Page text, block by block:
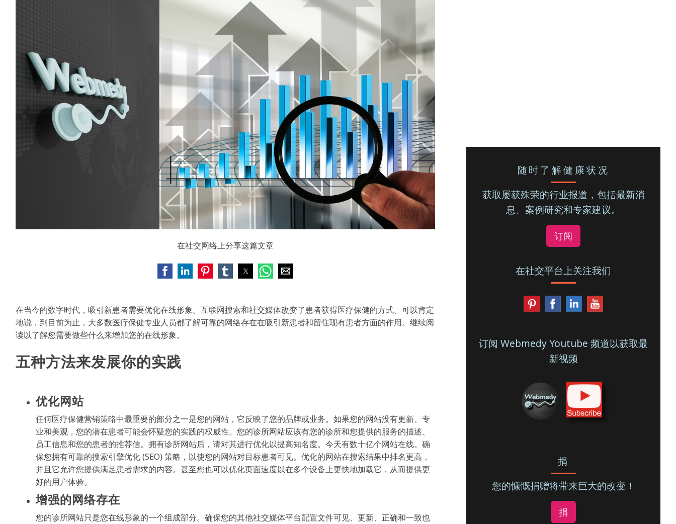
在社交网络上分享这篇文章
在当今的数字时代，吸引新患者需要优化在线形象。互联网搜索和社交媒体改变了患者获得医疗保健的方式。可以肯定
地说，到目前为止，大多数医疗保健专业人员都了解可靠的网络存在在吸引新患者和留住现有患者方面的作用。继续阅
读以了解您需要做些什么来增加您的在线形象。
五种方法来发展你的实践
优化网站
任何医疗保健营销策略中最重要的部分之一是您的网站，它反映了您的品牌或业务。如果您的网站没有更新、专
业和美观，您的潜在患者可能会怀疑您的实践的权威性。您的诊所网站应该有您的诊所和您提供的服务的描述、
员工信息和您的患者的推荐信。拥有诊所网站后，请对其进行优化以提高知名度。今天有数十亿个网站在线。确
保您拥有可靠的搜索引擎优化 (SEO) 策略，以使您的网站对目标患者可见。优化的网站在搜索结果中排名更高，
并且它允许您提供满足患者需求的内容。甚至您也可以优化页面速度以在多个设备上更快地加载它，从而提供更
好的用户体验。
增强的网络存在
您的诊所网站只是您在线形象的一个组成部分。确保您的其他社交媒体平台配置文件可见、更新、正确和一致也
随时了解健康状况
获取屡获殊荣的行业报道，包括最新消
息、案例研究和专家建议。
订阅
在社交平台上关注我们
订阅 Webmedy Youtube 频道以获取最
新视频
捐
您的慷慨捐赠将带来巨大的改变！
捐